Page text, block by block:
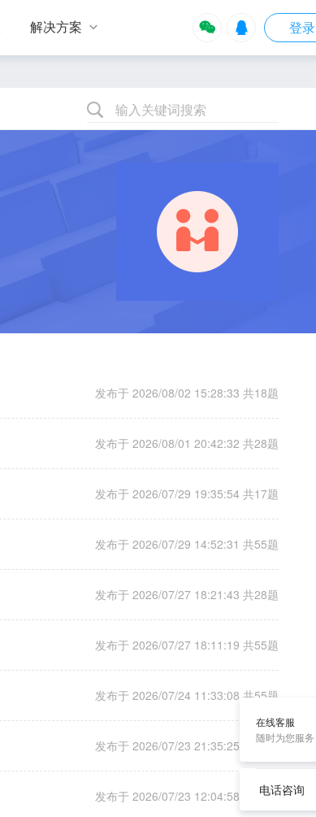
解决方案    登录
输入关键词搜索
发布于 2026/08/02 15:28:33 共18题
发布于 2026/08/01 20:42:32 共28题
发布于 2026/07/29 19:35:54 共17题
发布于 2026/07/29 14:52:31 共55题
发布于 2026/07/27 18:21:43 共28题
发布于 2026/07/27 18:11:19 共55题
发布于 2026/07/24 11:33:08 共55题
发布于 2026/07/23 21:35:25 共55题
发布于 2026/07/23 12:04:58 共55题
在线客服
随时为您服务
电话咨询